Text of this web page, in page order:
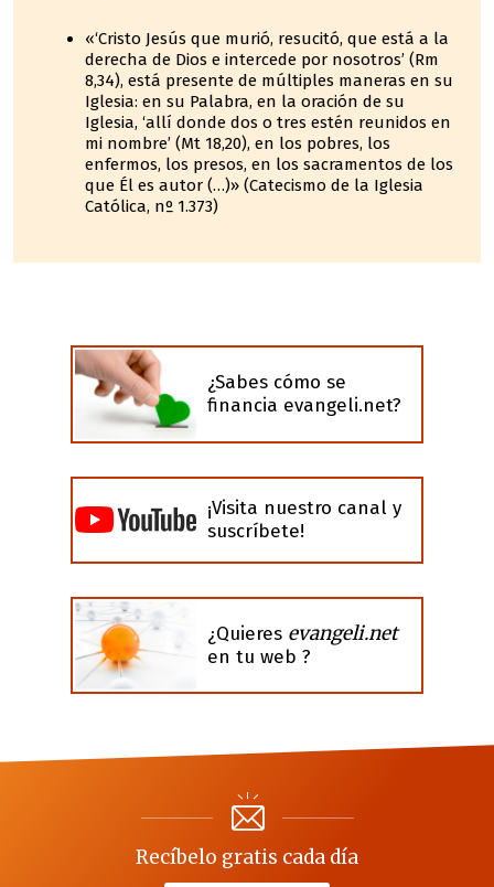
«‘Cristo Jesús que murió, resucitó, que está a la
derecha de Dios e intercede por nosotros’ (Rm
8,34), está presente de múltiples maneras en su
Iglesia: en su Palabra, en la oración de su
Iglesia, ‘allí donde dos o tres estén reunidos en
mi nombre’ (Mt 18,20), en los pobres, los
enfermos, los presos, en los sacramentos de los
que Él es autor (…)» (Catecismo de la Iglesia
Católica, nº 1.373)
¿Sabes cómo se
financia evangeli.net?
¡Visita nuestro canal y
suscríbete!
¿Quieres evangeli.net
en tu web ?
Recíbelo gratis cada día